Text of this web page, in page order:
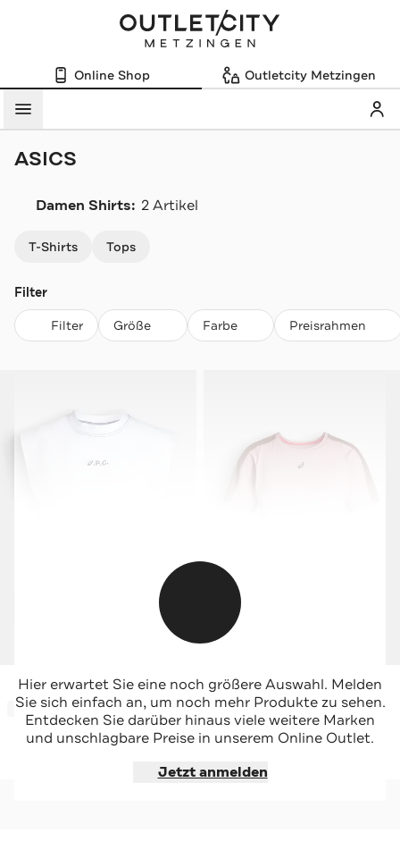
Online Shop Outletcity Metzingen
Menü
ASICS
Damen Shirts: 2 Artikel
T-Shirts Tops
Filter
Filter Größe Farbe Preisrahmen
ASICS
Funktions-Top weiß
-37%*
Jetzt shoppen
ASICS
Funktionsshirt rosa
-32%*
Jetzt shoppen
Hier erwartet Sie eine noch größere Auswahl. Melden
Sie sich einfach an, um noch mehr Produkte zu sehen.
Entdecken Sie darüber hinaus viele weitere Marken
und unschlagbare Preise in unserem Online Outlet.
Jetzt anmelden